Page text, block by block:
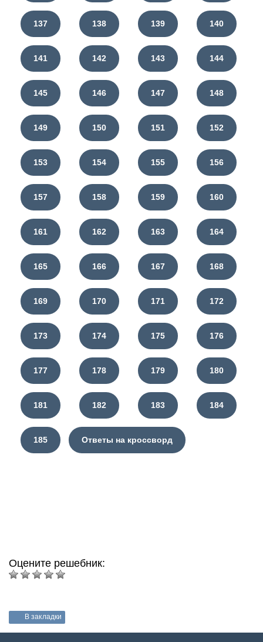
137 138 139 140
141 142 143 144
145 146 147 148
149 150 151 152
153 154 155 156
157 158 159 160
161 162 163 164
165 166 167 168
169 170 171 172
173 174 175 176
177 178 179 180
181 182 183 184
185 Ответы на кроссворд
Оцените решебник:
В закладки